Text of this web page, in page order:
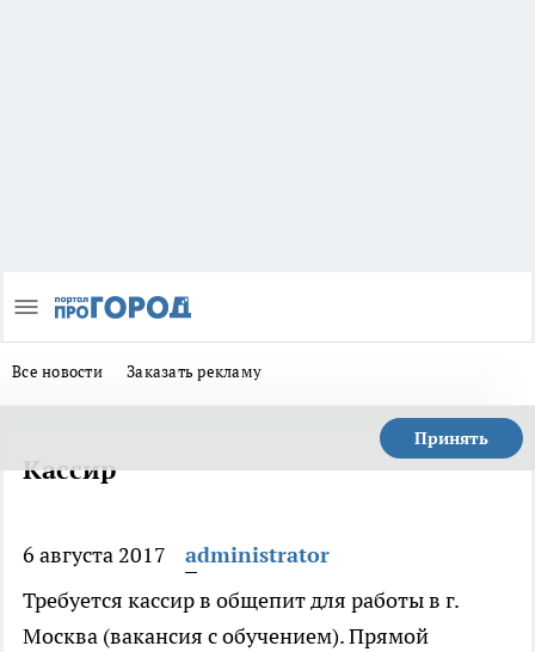
Все новости Заказать рекламу
Принять
Кассир
6 августа 2017
administrator
Требуется кассир в общепит для работы в г.
Москва (вакансия с обучением). Прямой